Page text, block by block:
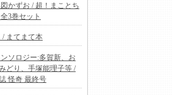
かずお / 超！まことち
3巻セット
/ まてまて本
ソロジー:多賀新、お
どり、手塚能理子等 /
怪奇 最終号